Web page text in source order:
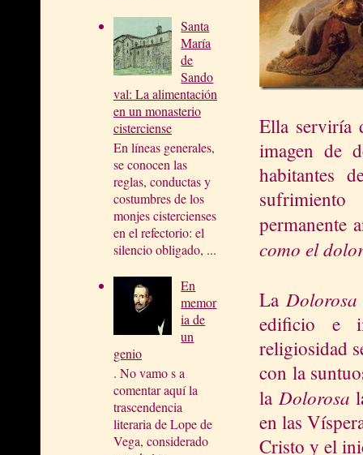
Santa
María
de
Sando
val: La alimentación
en un monasterio
cisterciense
En líneas generales,
se conocen las
reglas, conductas y
costumbres de los
monjes cistercienses
en el refectorio: el
silencio obligado, ...
En
memor
ia de
un
genio
. No vamo s a
comentar aquí la
trascendencia
literaria de Lope de
Vega, considerado
Ella serviría
imagen de
habitantes
permanente
como el
La
edificio e
religiosidad
con la
la Dolorosa
en las
Cristo y el